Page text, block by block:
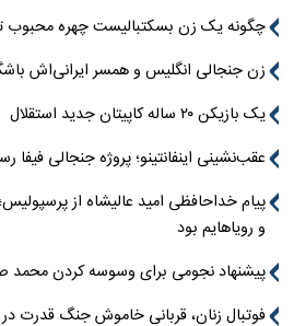
چگونه یک زن بسکتبالیست چهره محبوب
زن جنجالی انگلیس و همسر ایرانی‌اش
یک بازیکن ۲۰ ساله کاپیتان جدید استقلال
عقب‌نشینی اینفانتینو؛ پروژه جنجالی
پیام خداحافظی امید عالیشاه از
و رویاهایم بود
پیشنهاد نجومی برای وسوسه کردن محمد
فوتبال زنان، قربانی خاموش جنگ قدرت در